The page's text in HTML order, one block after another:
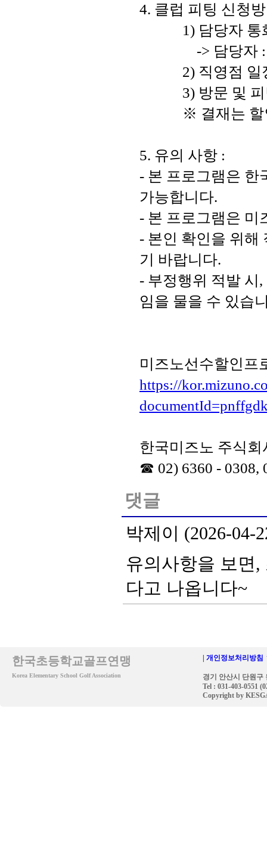
4. 클럽 피팅 신청
1) 담당자 통
-> 담당자 : 02)
2) 직영점 일
3) 방문 및 피
※ 결재는 할인
5. 유의 사항 :
- 본 프로그램은 한
가능합니다.
- 본 프로그램은 미
- 본인 확인을 위해
기 바랍니다.
- 부정행위 적발 시
임을 물을 수 있습
미즈노선수할인프
https://
한국미즈노 주식
☎ 02) 6360 - 0308,
댓글
박제이 (2026-04-
유의사항을 보면
다고 나옵니다~
한국초등학교골프연맹
Korea Elementary School Golf Association
개인정보처리방
경기 안산시 단원구
Tel : 031-403-0551
Copyright by